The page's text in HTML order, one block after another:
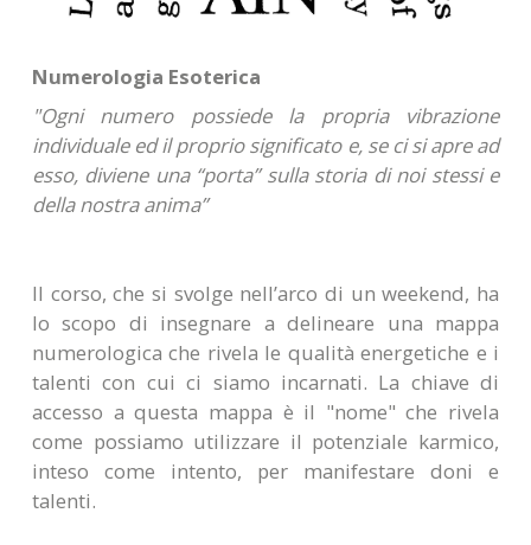
Numerologia Esoterica
"Ogni numero possiede la propria vibrazione
individuale ed il proprio significato e, se ci si apre ad
esso, diviene una “porta” sulla storia di noi stessi e
della nostra anima”
Il corso, che si svolge nell’arco di un weekend, ha
lo scopo di insegnare a delineare una mappa
numerologica che rivela le qualità energetiche e i
talenti con cui ci siamo incarnati. La chiave di
accesso a questa mappa è il "nome" che rivela
come possiamo utilizzare il potenziale karmico,
inteso come intento, per manifestare doni e
talenti.